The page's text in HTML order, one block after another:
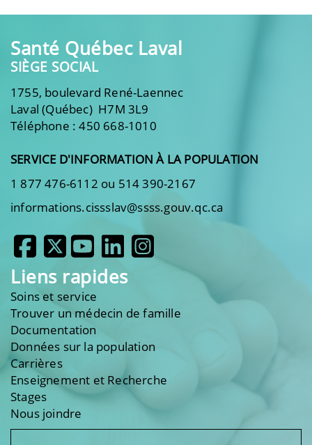
Santé Québec Laval
SIÈGE SOCIAL
1755, boulevard René-Laennec
Laval (Québec) H7M 3L9
Téléphone : 450 668-1010
SERVICE D'INFORMATION À LA POPULATION
1 877 476-6112 ou 514 390-2167
informations.cissslav@ssss.gouv.qc.ca
Liens rapides
Soins et service
Trouver un médecin de famille
Documentation
Données sur la population
Carrières
Enseignement et Recherche
Stages
Nous joindre